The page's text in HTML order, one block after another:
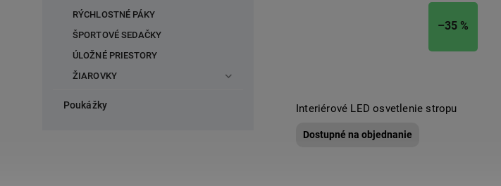
RÝCHLOSTNÉ PÁKY
ŠPORTOVÉ SEDAČKY
ÚLOŽNÉ PRIESTORY
ŽIAROVKY
Poukážky
–35 %
Interiérové LED osvetlenie stropu
Dostupné na objednanie